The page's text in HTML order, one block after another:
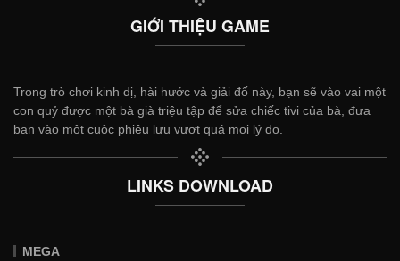
GIỚI THIỆU GAME
Trong trò chơi kinh dị, hài hước và giải đố này, bạn sẽ vào vai một
con quỷ được một bà già triệu tập để sửa chiếc tivi của bà, đưa
bạn vào một cuộc phiêu lưu vượt quá mọi lý do.
LINKS DOWNLOAD
MEGA